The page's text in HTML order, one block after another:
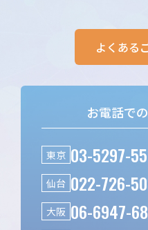
よくある
お電話で
東京 03-5297-
仙台 022-726-
大阪 06-6947-